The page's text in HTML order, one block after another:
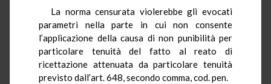
La norma censurata violerebbe gli evocati
parametri nella parte in cui non consente
l’applicazione della causa di non punibilità per
particolare tenuità del fatto al reato di
ricettazione attenuata da particolare tenuità
previsto dall’art. 648, secondo comma, cod. pen.